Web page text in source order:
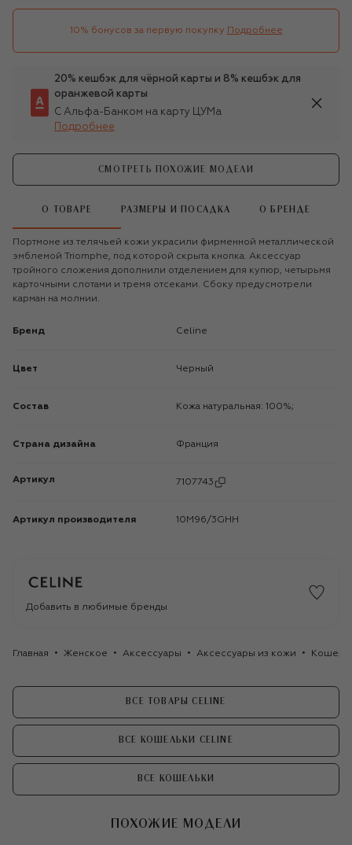
10% бонусов за первую покупку Подробнее
20% кешбэк для чёрной карты и 8% кешбэк для
оранжевой карты
С Альфа-Банком на карту ЦУМа
Подробнее
СМОТРЕТЬ ПОХОЖИЕ МОДЕЛИ
О ТОВАРЕ РАЗМЕРЫ И ПОСАДКА О БРЕНДЕ
Портмоне из телячьей кожи украсили фирменной металлической
эмблемой Triomphe, под которой скрыта кнопка. Аксессуар
тройного сложения дополнили отделением для купюр, четырьмя
карточными слотами и тремя отсеками. Сбоку предусмотрели
карман на молнии.
Бренд Celine
Цвет Черный
Состав Кожа натуральная: 100%;
Страна дизайна Франция
Артикул 7107743
Артикул производителя 10M96/3GHH
Добавить в любимые бренды
Главная Женское Аксессуары Аксессуары из кожи
ВСЕ ТОВАРЫ CELINE
ВСЕ КОШЕЛЬКИ CELINE
ВСЕ КОШЕЛЬКИ
ПОХОЖИЕ МОДЕЛИ